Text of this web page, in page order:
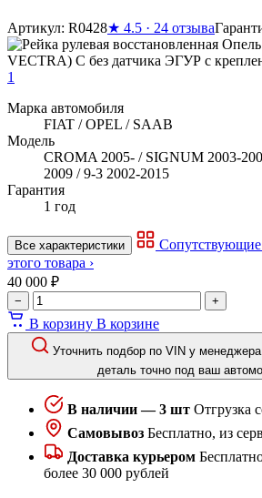
Артикул: R0428★ 4.5 · 24 отзыва
1
Марка автомобиля
FIAT / OPEL / SAAB
Модель
CROMA 2005- / SIGNUM 2003-
2009 / 9-3 2002-2015
Гарантия
1 год
Все характеристики
этого товара ›
40 000 ₽
− +
В корзину В корзине
Уточнить подбор по VIN у менеджера
деталь точно под ваш
В наличии — 3 шт Отгрузка
Самовывоз Бесплатно, из
Доставка курьером
более 30 000 рублей